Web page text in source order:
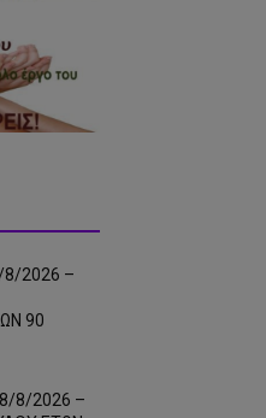
2026 –
90
8/2026 –